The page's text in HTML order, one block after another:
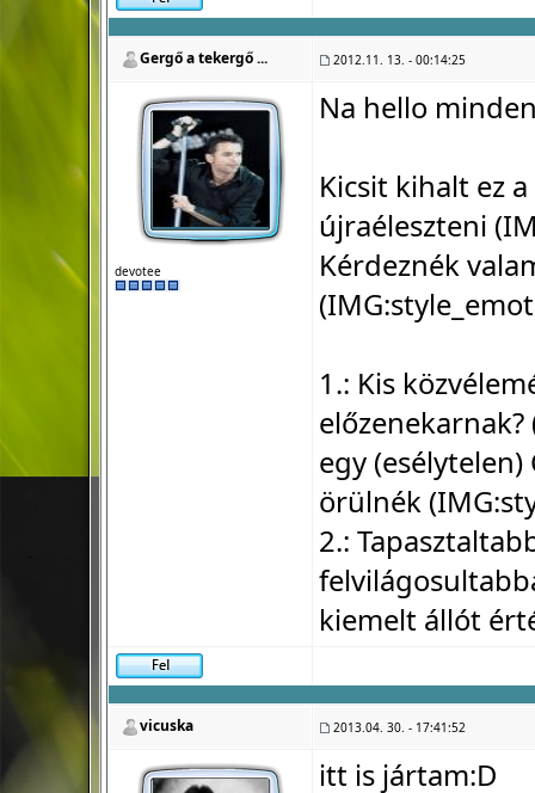
Gergő a tekergő ... 2012.11. 13. - 00:14:25
devotee
Na hello
Kicsit kihalt ez
újraéleszteni
Kérdeznék
(IMG:
1.: Kis
egy
örülnék (IMG:
2.:
kiemelt állót
vicuska 2013.04. 30. - 17:41:52
itt is jártam:D